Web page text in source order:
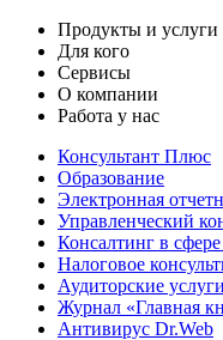
Продукты и услуги
Для кого
Сервисы
О компании
Работа у нас
Консультант Плюс
Образование
Электронная
Управленческий
Консалтинг в
Налоговое
Аудиторские услуги
Журнал «Главная
Антивирус Dr.Web